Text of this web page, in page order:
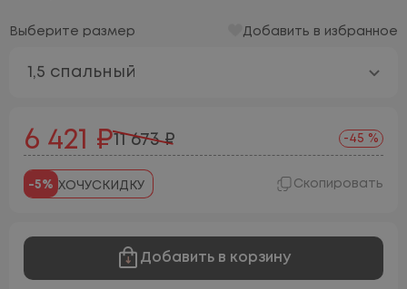
Выберите размер Добавить в избранное
1,5 спальный
6 421 ₽11 673 ₽ -45 %
-5% ХОЧУСКИДКУ Скопировать
Добавить в корзину